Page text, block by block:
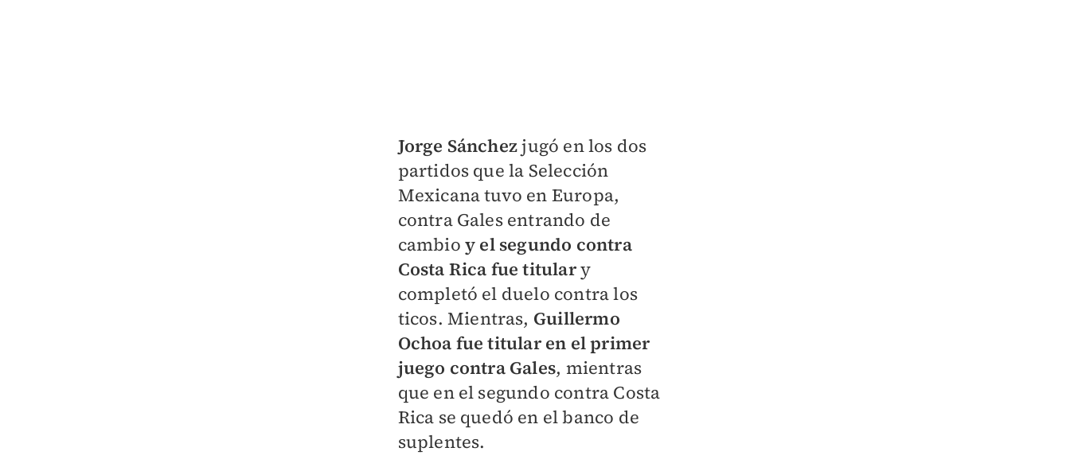
Jorge Sánchezjugó en los dos
partidos que la Selección
Mexicana tuvo en Europa,
contra Gales entrando de
cambio y el segundo contra
Costa Rica fue titulary
completó el duelo contra los
ticos. Mientras, Guillermo
Ochoa fue titular en el primer
juego contra Gales, mientras
que en el segundo contra Costa
Rica se quedó en el banco de
suplentes.